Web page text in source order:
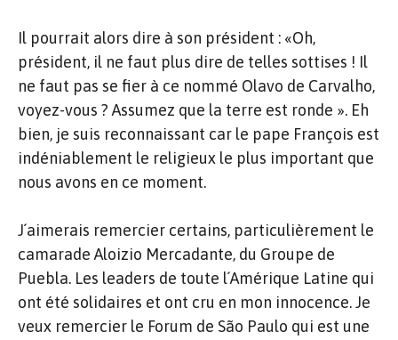
Il pourrait alors dire à son président : «Oh,
président, il ne faut plus dire de telles sottises ! Il
ne faut pas se fier à ce nommé Olavo de Carvalho,
voyez-vous ? Assumez que la terre est ronde ». Eh
bien, je suis reconnaissant car le pape François est
indéniablement le religieux le plus important que
nous avons en ce moment.
J´aimerais remercier certains, particulièrement le
camarade Aloizio Mercadante, du Groupe de
Puebla. Les leaders de toute l´Amérique Latine qui
ont été solidaires et ont cru en mon innocence. Je
veux remercier le Forum de São Paulo qui est une